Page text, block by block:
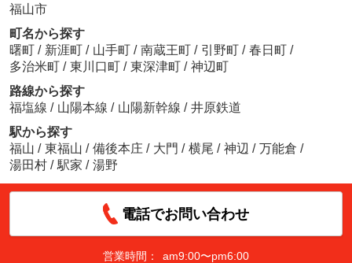
福山市
町名から探す
曙町 / 新涯町 / 山手町 / 南蔵王町 / 引野町 / 春日町 /
多治米町 / 東川口町 / 東深津町 / 神辺町
路線から探す
福塩線 / 山陽本線 / 山陽新幹線 / 井原鉄道
駅から探す
福山 / 東福山 / 備後本庄 / 大門 / 横尾 / 神辺 / 万能倉 /
湯田村 / 駅家 / 湯野
電話でお問い合わせ
営業時間：
am9:00〜pm6:00